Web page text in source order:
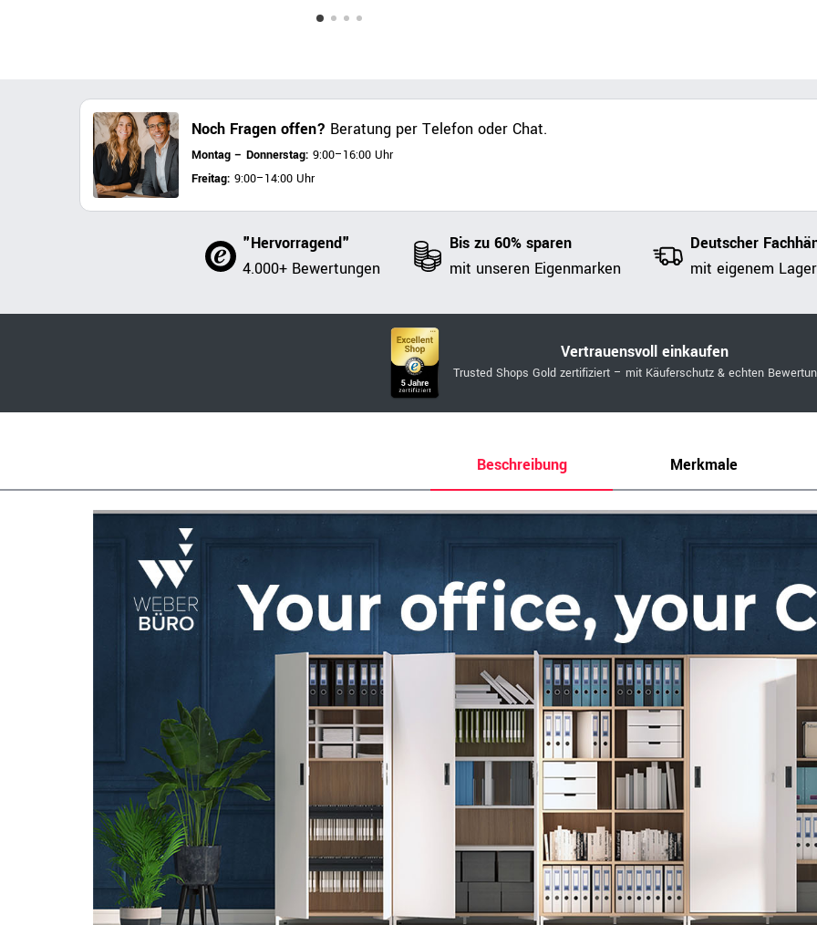
Noch Fragen offen? Beratung per Telefon oder Chat.
Montag – Donnerstag: 9:00–16:00 Uhr
Freitag: 9:00–14:00 Uhr
"Hervorragend"
4.000+ Bewertungen
Bis zu 60% sparen
mit unseren Eigenmarken
Deutscher
mit eigenem Lager
Vertrauensvoll einkaufen
Trusted Shops Gold zertifiziert – mit Käuferschutz & echten
Beschreibung Merkmale